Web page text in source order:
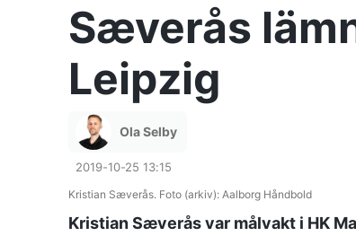
Sæverås
Leipzig
Ola Selby
2019-10-25 13:15
Kristian Sæverås. Foto (arkiv): Aalborg Håndbold
Kristian Sæverås var målvakt i HK